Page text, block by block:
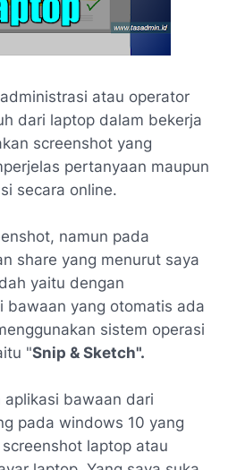
atau operator
dari laptop dalam bekerja
screenshot yang
pertanyaan maupun
secara online.
namun pada
share yang menurut saya
yaitu dengan
bawaan yang otomatis ada
sistem operasi
"Snip & Sketch".
aplikasi bawaan dari
pada windows 10 yang
laptop atau